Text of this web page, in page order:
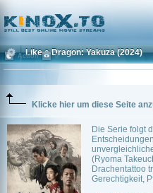
Home
Like a Dragon: Yakuza (2024)
Klicke hier um diese Seite
Die Serie folgt
(Ryoma
Drachentattoo
Gerechtigkeit,
Action 0